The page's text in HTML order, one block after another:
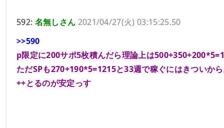
592: 名無しさん 2021/04/27(火) 03:15:25.50
>>590
p限定に200サポ5枚積んだら理論上は
ただSPも270+190*5=1215と33週で稼ぐにはきついか
++とるのが安定っす